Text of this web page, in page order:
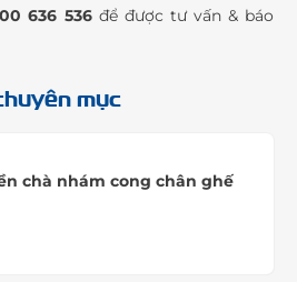
636 536để được tư vấn & báo
mục
chà nhám cong chân ghế